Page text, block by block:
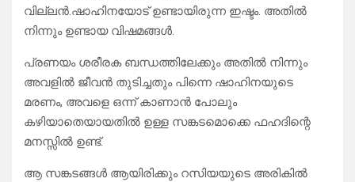
വില്ലൻ.ഷാഹിനയോട് ഉണ്ടായിരുന്ന ഇഷ്ടം. അതിൽ
നിന്നും ഉണ്ടായ വിഷമങ്ങൾ.
പ്രണയം ശരീരക ബന്ധത്തിലേക്കും അതിൽ നിന്നും
അവളിൽ ജീവൻ തുടിച്ചതും പിന്നെ ഷാഹിനയുടെ
മരണം, അവളെ ഒന്ന് കാണാൻ പോലും
കഴിയാതെയായതിൽ ഉള്ള സങ്കടമൊക്കെ ഫഹദിന്റെ
മനസ്സിൽ ഉണ്ട്.
ആ സങ്കടങ്ങൾ ആയിരിക്കും റസിയയുടെ അരികിൽ